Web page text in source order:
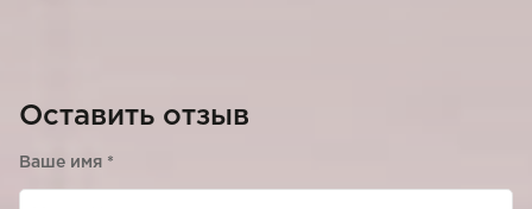
Оставить отзыв
Ваше имя *